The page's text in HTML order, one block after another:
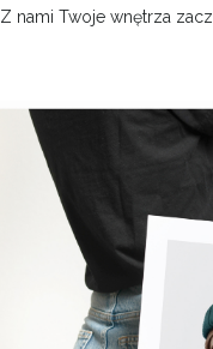
Z nami Twoje wnętrza